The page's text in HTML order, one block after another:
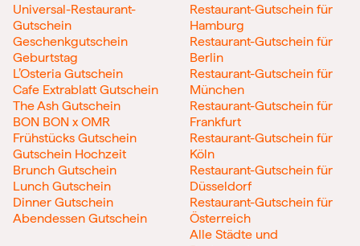
Universal-Restaurant-
Gutschein
Geschenkgutschein
Geburtstag
L’Osteria Gutschein
Cafe Extrablatt Gutschein
The Ash Gutschein
BON BON x OMR
Frühstücks Gutschein
Gutschein Hochzeit
Brunch Gutschein
Lunch Gutschein
Dinner Gutschein
Abendessen Gutschein
Restaurant-Gutschein für
Hamburg
Restaurant-Gutschein für
Berlin
Restaurant-Gutschein für
München
Restaurant-Gutschein für
Frankfurt
Restaurant-Gutschein für
Köln
Restaurant-Gutschein für
Düsseldorf
Restaurant-Gutschein für
Österreich
Alle Städte und